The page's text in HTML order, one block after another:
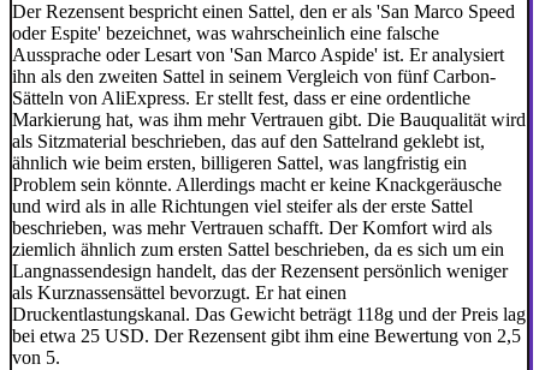
Der Rezensent bespricht einen Sattel, den er als 'San Marco Speed
oder Espite' bezeichnet, was wahrscheinlich eine falsche
Aussprache oder Lesart von 'San Marco Aspide' ist. Er analysiert
ihn als den zweiten Sattel in seinem Vergleich von fünf Carbon-
Sätteln von AliExpress. Er stellt fest, dass er eine ordentliche
Markierung hat, was ihm mehr Vertrauen gibt. Die Bauqualität wird
als Sitzmaterial beschrieben, das auf den Sattelrand geklebt ist,
ähnlich wie beim ersten, billigeren Sattel, was langfristig ein
Problem sein könnte. Allerdings macht er keine Knackgeräusche
und wird als in alle Richtungen viel steifer als der erste Sattel
beschrieben, was mehr Vertrauen schafft. Der Komfort wird als
ziemlich ähnlich zum ersten Sattel beschrieben, da es sich um ein
Langnassendesign handelt, das der Rezensent persönlich weniger
als Kurznassensättel bevorzugt. Er hat einen
Druckentlastungskanal. Das Gewicht beträgt 118g und der Preis lag
bei etwa 25 USD. Der Rezensent gibt ihm eine Bewertung von 2,5
von 5.